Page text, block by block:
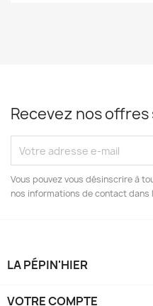
Recevez nos
Vous pouvez vous désinscrire à
nos informations de contact
LA PÉPIN'HIER
VOTRE COMPTE